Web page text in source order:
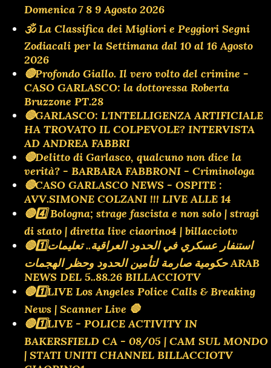
Domenica 7 8 9 Agosto 2026
🕉 La Classifica dei Migliori e Peggiori Segni
Zodiacali per la Settimana dal 10 al 16 Agosto
2026
🔴Profondo Giallo. Il vero volto del crimine -
CASO GARLASCO: la dottoressa Roberta
Bruzzone PT.28
🔴GARLASCO: L'INTELLIGENZA ARTIFICIALE
HA TROVATO IL COLPEVOLE? INTERVISTA
AD ANDREA FABBRI
🔴Delitto di Garlasco, qualcuno non dice la
verità? - BARBARA FABBRONI - Criminologa
🔴CASO GARLASCO NEWS - OSPITE :
AVV.SIMONE COLZANI !!! LIVE ALLE 14
🔴4️⃣ Bologna; strage fascista e non solo | stragi
di stato | diretta live ciaorino4 | billacciotv
🔴1️⃣استنفار عسكري في الحدود العراقية.. تعليمات
حكومية صارمة لتأمين الحدود وحظر الهجمات ARAB
NEWS DEL 5..88.26 BILLACCIOTV
🔴1️⃣LIVE Los Angeles Police Calls & Breaking
News | Scanner Live 🛑
🔴1️⃣LIVE - POLICE ACTIVITY IN
BAKERSFIELD CA - 08/05 | CAM SUL MONDO
| STATI UNITI CHANNEL BILLACCIOTV